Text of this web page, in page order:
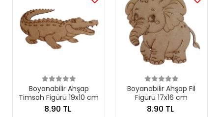
Boyanabilir Ahşap
Timsah Figürü 19x10 cm
8.90 TL
Boyanabilir Ahşap Fil
Figürü 17x16 cm
8.90 TL